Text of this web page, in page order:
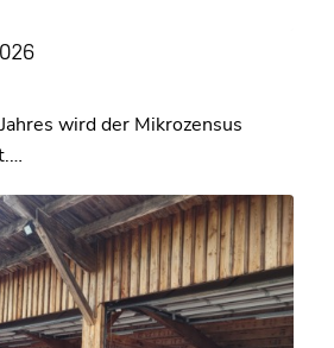
wird der Mikrozensus